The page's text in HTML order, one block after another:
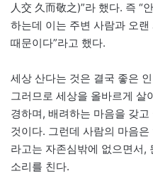
人交 久而敬之)”라 했다. 즉 “
하는데 이는 주변 사람과 오
때문이다”라고 했다.
세상 산다는 것은 결국 좋은
그러므로 세상을 올바르게 살
경하며, 배려하는 마음을 갖
것이다. 그런데 사람의 마음
라고는 자존심밖에 없으면서,
소리를 친다.